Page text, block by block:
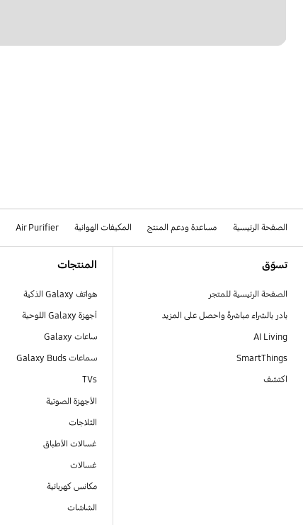
الصفحة الرئيسية مساعدة ودعم المنتج المكيفات الهوائية Air Purifier
تسوّق
الصفحة الرئيسية للمتجر
بادر بالشراء مباشرةً واحصل على المزيد
AI Living
SmartThings
اكتشف
المنتجات
هواتف Galaxy الذكية
أجهزة Galaxy اللوحية
ساعات Galaxy
سماعات Galaxy Buds
TVs
الأجهزة الصوتية
الثلاجات
غسالات الأطباق
غسالات
مكانس كهربائية
الشاشات